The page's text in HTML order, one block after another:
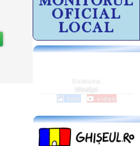
Comuna
Niculiţel
foto video